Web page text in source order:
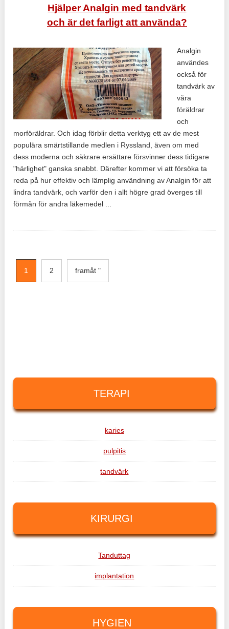
Hjälper Analgin med tandvärk
och är det farligt att använda?
Analgin
användes
också för
tandvärk av
våra
föräldrar
och
morföräldrar. Och idag förblir detta verktyg ett av de mest
populära smärtstillande medlen i Ryssland, även om med
dess moderna och säkrare ersättare försvinner dess tidigare
"härlighet" ganska snabbt. Därefter kommer vi att försöka ta
reda på hur effektiv och lämplig användning av Analgin för att
lindra tandvärk, och varför den i allt högre grad överges till
förmån för andra läkemedel ...
1 2 framåt "
TERAPI
karies
pulpitis
tandvärk
KIRURGI
Tanduttag
implantation
HYGIEN